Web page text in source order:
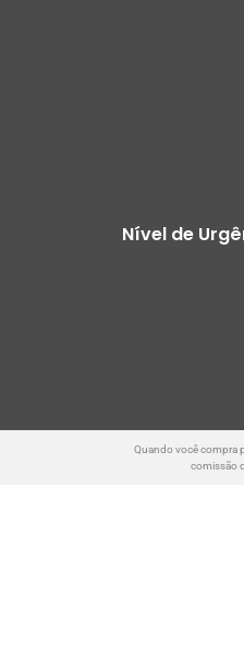
Nível de
Quando você compra
comissão